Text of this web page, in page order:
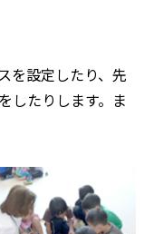
を設定したり、先
したりします。ま